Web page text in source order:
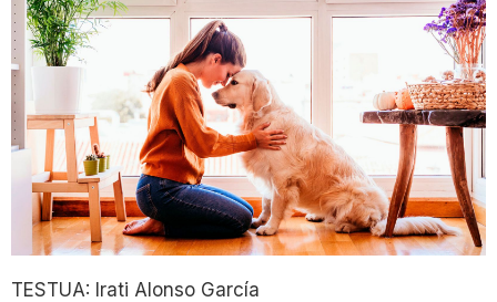
TESTUA: Irati Alonso García